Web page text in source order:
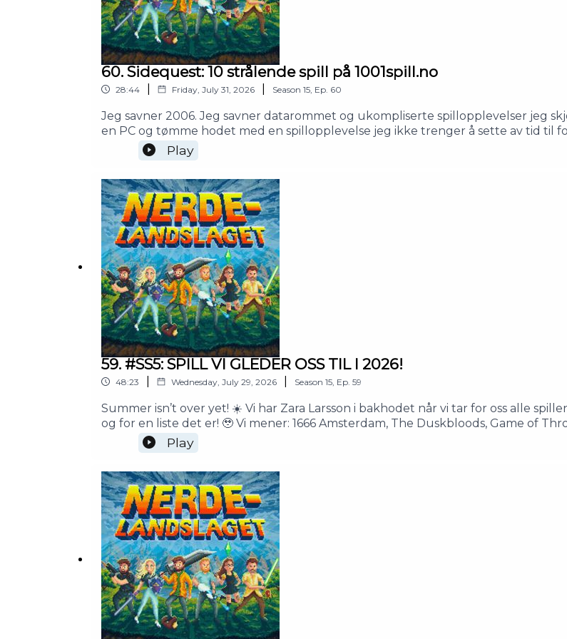
historie?1:47:26 - Bit For Bit1:55:56 - Korktavlen2:05:06 - Troféskapet: EN HYLLEST
60. Sidequest: 10 strålende spill på 1001spill.no
28:44 Friday, July 31, 2026 Season 15 Ep. 60
Jeg savner 2006. Jeg savner datarommet og ukompliserte spillopplevelser jeg
en PC og tømme hodet med en spillopplevelse jeg ikke trenger å sette av tid til
1001spill.no lever fortsatt, og i denne Sidequesten gir jeg deg 10 strålende spill
Play
59. #SS5: SPILL VI GLEDER OSS TIL I 2026!
48:23 Wednesday, July 29, 2026 Season 15 Ep. 59
Summer isn’t over yet! ☀️ Vi har Zara Larsson i bakhodet når vi tar for oss alle
og for en liste det er! 🥹 Vi mener: 1666 Amsterdam, The Duskbloods, Game of
Time Remake, Professor Layton and the New World of Steam, Little Devil Inside,
Goldman?! ❤️Tusen takk for følget denne sommeren, vi gleder oss til sesong 16
Play